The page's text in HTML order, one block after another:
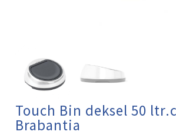
Touch Bin deksel 50
Brabantia